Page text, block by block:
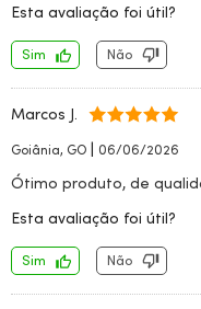
Esta avaliação foi útil?
Sim Não
Marcos J.
Goiânia, GO | 06/06/2026
Ótimo produto, de
Esta avaliação foi útil?
Sim Não